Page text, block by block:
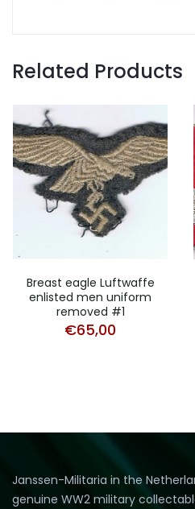
Related Products
Breast eagle Luftwaffe
enlisted men uniform
removed #1
€65,00
Janssen-Militaria in the
genuine WW2 military